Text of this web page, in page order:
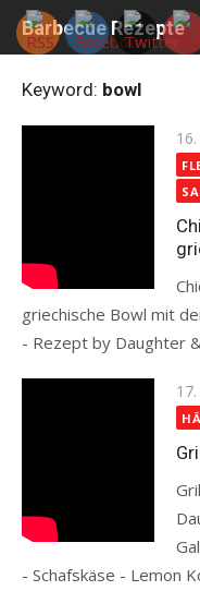
Skip
Barbecue Rezepte
Keyword: bowl
on
griechische Bowl mit
- Rezept by Daughter
on
- Schafskäse - Lemon